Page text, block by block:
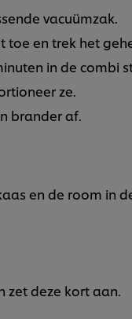
vacuümzak.
toe en trek het
in de combi
ze.
brander af.
en de room in
zet deze kort aan.